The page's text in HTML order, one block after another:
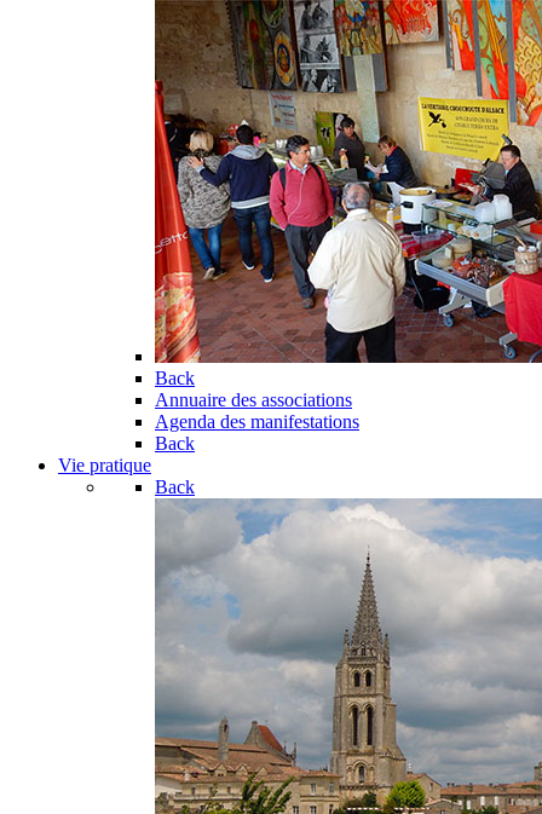
Back
Annuaire des associations
Agenda des manifestations
Back
Vie pratique
Back